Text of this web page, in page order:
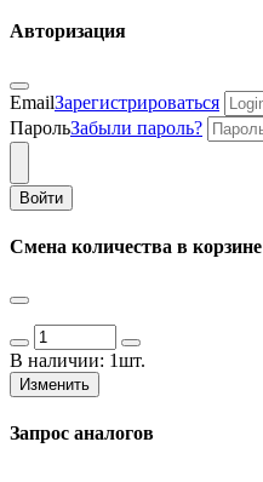
Авторизация
EmailЗарегистрироваться
ПарольЗабыли пароль?
Войти
Смена количества в корзине
В наличии: 1шт.
Изменить
Запрос аналогов